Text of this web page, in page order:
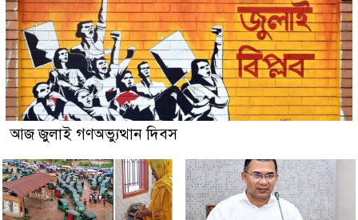
আজ জুলাই গণঅভ্যুত্থান দিবস